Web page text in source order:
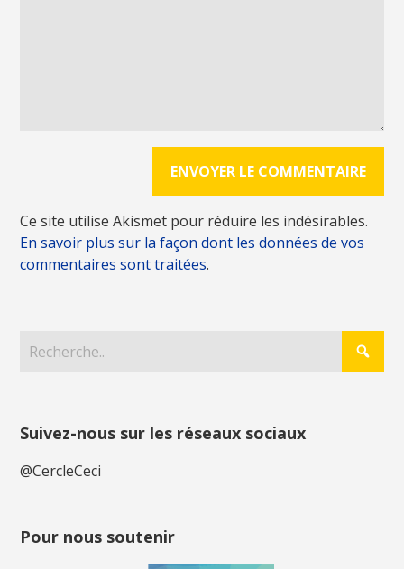
Ce site utilise Akismet pour réduire les indésirables.
En savoir plus sur la façon dont les données de vos
commentaires sont traitées.
Suivez-nous sur les réseaux sociaux
@CercleCeci
Pour nous soutenir